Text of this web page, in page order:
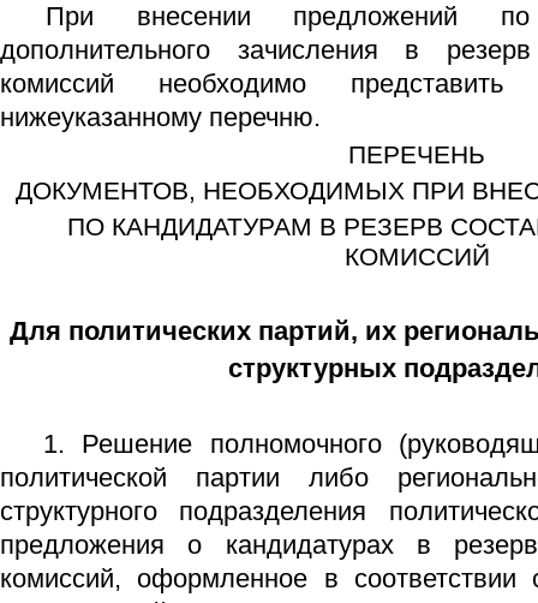
При внесении предложений
дополнительного зачисления в
комиссий необходимо представить
нижеуказанному перечню.
ПЕРЕЧЕНЬ
ДОКУМЕНТОВ, НЕОБХОДИМЫХ ПРИ
ПО КАНДИДАТУРАМ В РЕЗЕРВ
КОМИССИЙ
Для политических партий, их
структурных
1. Решение полномочного
политической партии либо
структурного подразделения
предложения о кандидатурах в
комиссий, оформленное в соответствии